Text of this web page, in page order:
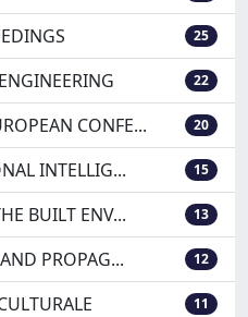
25
22
CONFE... 20
INTELLIG... 15
BUILT ENV... 13
PROPAG... 12
11